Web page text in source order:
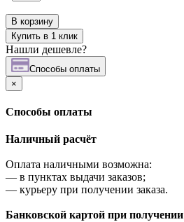
В корзину
Купить в 1 клик
Нашли дешевле?
Cпособы оплаты
×
Cпособы оплаты
Наличный расчёт
Оплата наличными возможна:
— в пунктах выдачи заказов;
— курьеру при получении заказа.
Банковской картой при получении